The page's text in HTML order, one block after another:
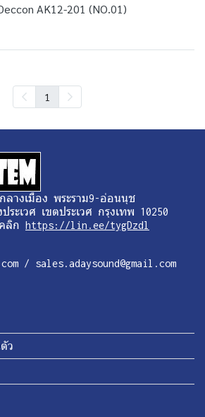
AK12-201 (NO.01)
1
างเมือง พระราม9-อ่อนนุช
ระเวศ เขตประเวศ กรุงเทพ 10250
ลิก https://lin.ee/tygDzdl
/ sales.adaysound@gmail.com
ว